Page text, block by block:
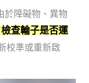
於障礙物、異物
查輪子是否運
校準或重新啟